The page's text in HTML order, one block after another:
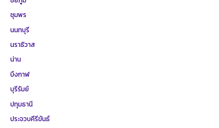
ชุมพร
นนทบุรี
นราธิวาส
น่าน
บึงกาฬ
บุรีรัมย์
ปทุมธานี
ประจวบคีรีขันธ์